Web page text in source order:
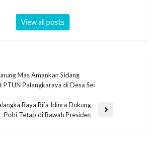
View all posts
Mas Amankan Sidang
PTUN Palangkaraya di Desa Sei
Raya Rifa Idinra Dukung
Polri Tetap di Bawah Presiden